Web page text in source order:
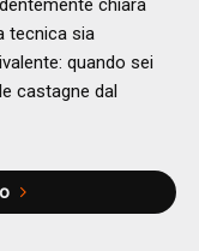
chiara
tecnica sia
quando sei
castagne dal